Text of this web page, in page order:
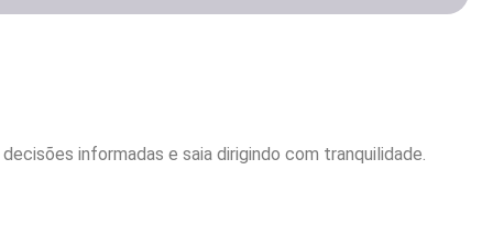
informadas e saia dirigindo com tranquilidade.